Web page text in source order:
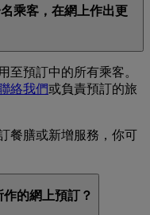
乘客，在網上作出更
至預訂中的所有乘客。
絡我們或負責預訂的旅
餐膳或新增服務，你可
的網上預訂？